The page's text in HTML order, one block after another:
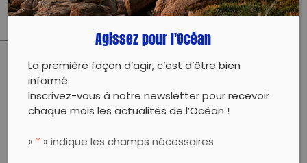
PARTAGER CET ARTICLE:
Partager sur Facebook
Partager sur
Twitter
Envoyer à
Agissez pour l'Océan
La première façon d’agir, c’est d’être bien
informé.
Inscrivez-vous à notre newsletter pour recevoir
chaque mois les actualités de l’Océan !
« * » indique les champs nécessaires